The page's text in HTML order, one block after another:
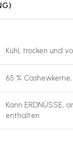
Kühl, trocken und
65 %
Kann ERDNÜSSE,
enthalten